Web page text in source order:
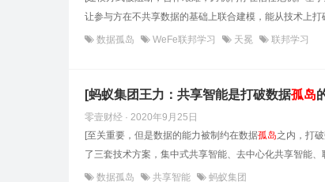
让参与方在不共享数据的基础上联合建模，能从技术上打
数据孤岛 WeFe联邦学习 天冕 联邦学习
[蚂蚁集团王力：共享智能是打破数据孤岛
零壹财经 · 2020年9月25日
[至关重要，但是数据的能力被制约在数据孤岛之内，打
了三套技术方案，集中式共享智能、去中心化共享智能、
数据孤岛 共享智能 蚂蚁集团